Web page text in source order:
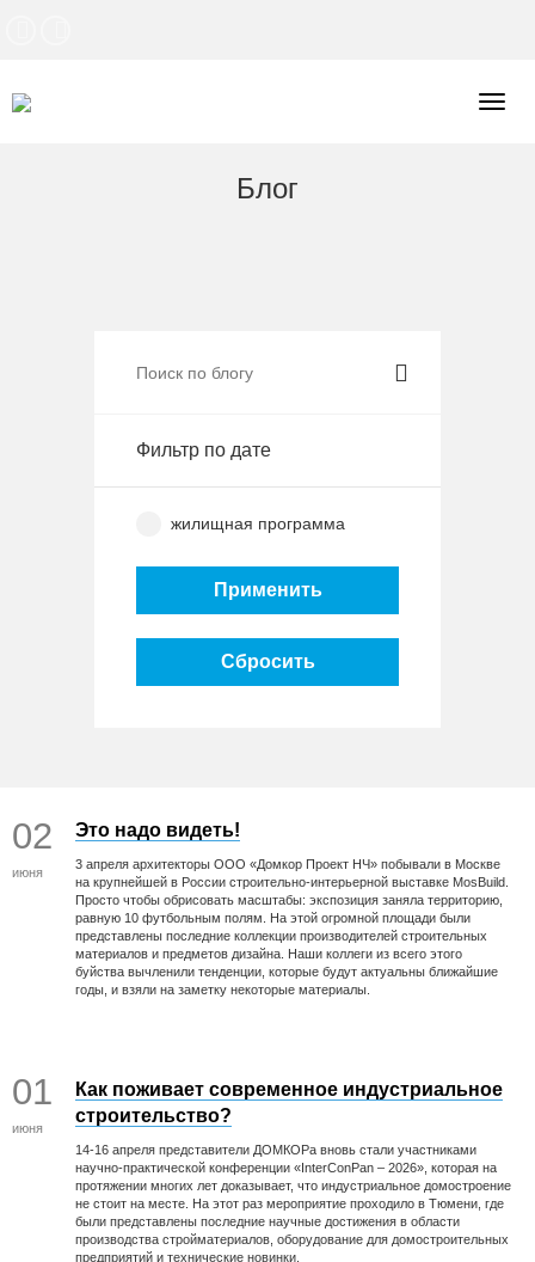
Блог
Фильтр по дате
жилищная программа
Применить
Сбросить
02
июня
Это надо видеть!
3 апреля архитекторы ООО «Домкор Проект НЧ» побывали в Москве
на крупнейшей в России строительно-интерьерной выставке MosBuild.
Просто чтобы обрисовать масштабы: экспозиция заняла территорию,
равную 10 футбольным полям. На этой огромной площади были
представлены последние коллекции производителей строительных
материалов и предметов дизайна. Наши коллеги из всего этого
буйства вычленили тенденции, которые будут актуальны ближайшие
годы, и взяли на заметку некоторые материалы.
01
июня
Как поживает современное индустриальное
строительство?
14-16 апреля представители ДОМКОРа вновь стали участниками
научно-практической конференции «InterConPan – 2026», которая на
протяжении многих лет доказывает, что индустриальное домостроение
не стоит на месте. На этот раз мероприятие проходило в Тюмени, где
были представлены последние научные достижения в области
производства стройматериалов, оборудование для домостроительных
предприятий и технические новинки.